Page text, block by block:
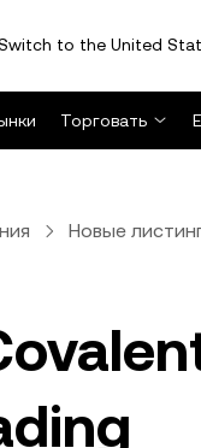
to the United
Торговать
Новые